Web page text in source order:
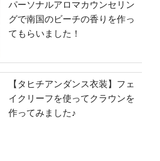
パーソナルアロマカウンセリン
グで南国のビーチの香りを作っ
てもらいました！
【タヒチアンダンス衣装】フェ
イクリーフを使ってクラウンを
作ってみました♪